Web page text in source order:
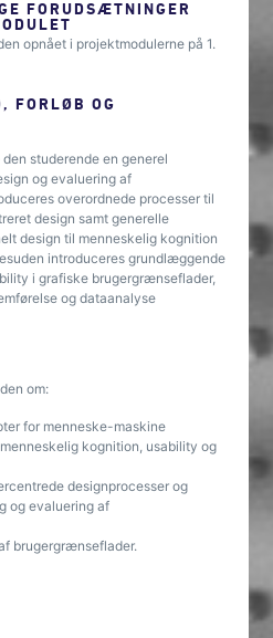
FORUDSÆTNINGER
opnået i projektmodulerne på 1.
FORLØB OG
studerende en generel
og evaluering af
overordnede processer til
design samt generelle
design til menneskelig kognition
introduceres grundlæggende
i grafiske brugergrænseflader,
og dataanalyse
om:
for menneske-maskine
kognition, usability og
designprocesser og
og evaluering af
brugergrænseflader.